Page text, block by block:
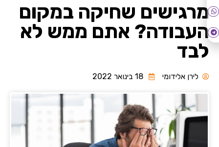
מרגישים שחיקה במקום
העבודה? אתם ממש לא
לבד
לירן אלידומי 18 בינואר 2022